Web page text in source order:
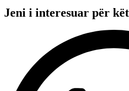
Jeni i interesuar për